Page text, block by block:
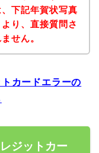
下記年賀状写真
り、直接質問さ
せん。
カードエラーの
ジットカー